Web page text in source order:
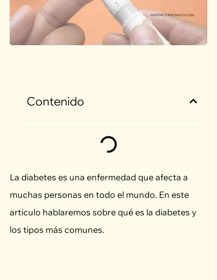
Contenido
La diabetes es una enfermedad que afecta a
muchas personas en todo el mundo. En este
articulo hablaremos sobre qué es la diabetes y
los tipos más comunes.